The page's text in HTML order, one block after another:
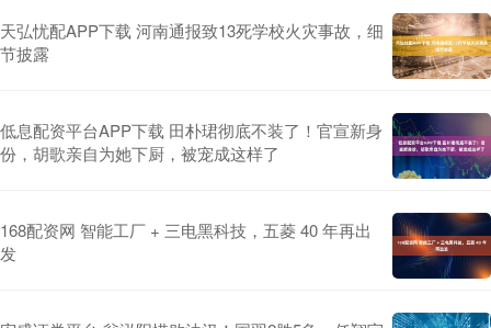
天弘忧配APP下载 河南通报致13死学校火灾事故，细
节披露
低息配资平台APP下载 田朴珺彻底不装了！官宣新身
份，胡歌亲自为她下厨，被宠成这样了
168配资网 智能工厂 + 三电黑科技，五菱 40 年再出
发